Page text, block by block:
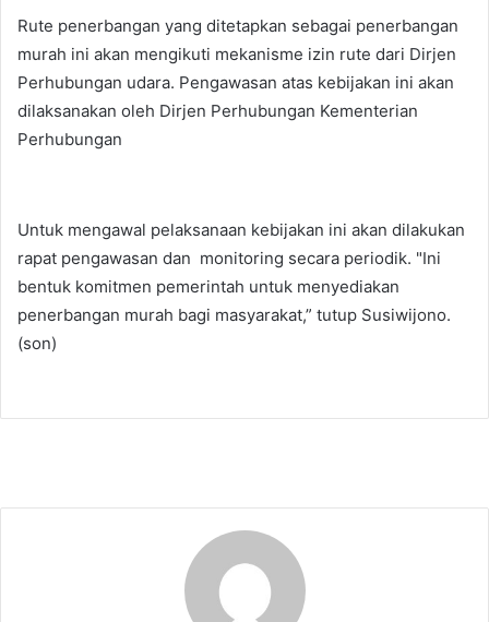
Rute penerbangan yang ditetapkan sebagai penerbangan
murah ini akan mengikuti mekanisme izin rute dari Dirjen
Perhubungan udara. Pengawasan atas kebijakan ini akan
dilaksanakan oleh Dirjen Perhubungan Kementerian
Perhubungan
Untuk mengawal pelaksanaan kebijakan ini akan dilakukan
rapat pengawasan dan monitoring secara periodik. "Ini
bentuk komitmen pemerintah untuk menyediakan
penerbangan murah bagi masyarakat,” tutup Susiwijono.
(son)